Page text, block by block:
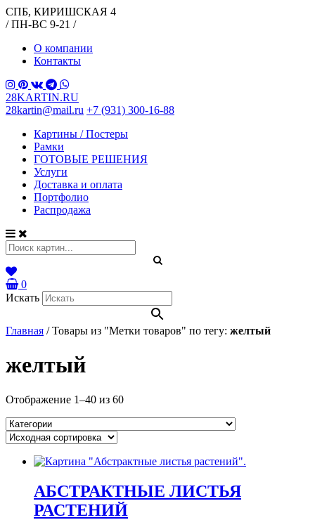
СПБ, КИРИШСКАЯ 4
/ ПН-ВС 9-21 /
О компании
Контакты
28KARTIN.RU
28kartin@mail.ru +7 (931) 300-16-88
Картины / Постеры
Рамки
ГОТОВЫЕ РЕШЕНИЯ
Услуги
Доставка и оплата
Портфолио
Распродажа
0
Искать
Главная /Товары из "Метки товаров" по тегу: желтый
желтый
Отображение 1–40 из 60
АБСТРАКТНЫЕ ЛИСТЬЯ
РАСТЕНИЙ